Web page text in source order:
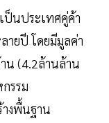
นประเทศคู่ค้า
ายปี โดยมีมูลค่า
น (4.2ล้านล้าน
รรม
างพื้นฐาน